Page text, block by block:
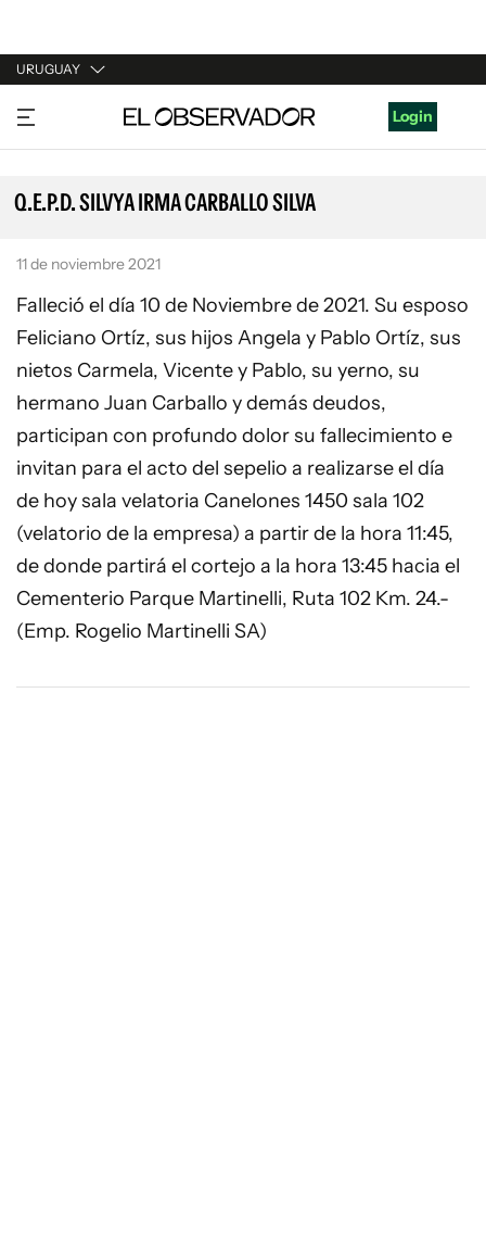
URUGUAY
URUGUAY
ARGENTINA
ESPAÑA
Login
Q.E.P.D. SILVYA IRMA CARBALLO SILVA
11 de noviembre 2021
Falleció el día 10 de Noviembre de 2021. Su esposo
Feliciano Ortíz, sus hijos Angela y Pablo Ortíz, sus
nietos Carmela, Vicente y Pablo, su yerno, su
hermano Juan Carballo y demás deudos,
participan con profundo dolor su fallecimiento e
invitan para el acto del sepelio a realizarse el día
de hoy sala velatoria Canelones 1450 sala 102
(velatorio de la empresa) a partir de la hora 11:45,
de donde partirá el cortejo a la hora 13:45 hacia el
Cementerio Parque Martinelli, Ruta 102 Km. 24.-
(Emp. Rogelio Martinelli SA)